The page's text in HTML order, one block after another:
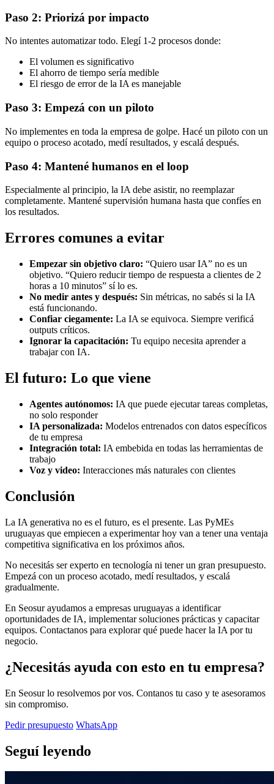
Paso 2: Priorizá por impacto
No intentes automatizar todo. Elegí 1-2 procesos donde:
El volumen es significativo
El ahorro de tiempo sería medible
El riesgo de error de la IA es manejable
Paso 3: Empezá con un piloto
No implementes en toda la empresa de golpe. Hacé un piloto con un
equipo o proceso acotado, medí resultados, y escalá después.
Paso 4: Mantené humanos en el loop
Especialmente al principio, la IA debe asistir, no reemplazar
completamente. Mantené supervisión humana hasta que confíes en
los resultados.
Errores comunes a evitar
Empezar sin objetivo claro: “Quiero usar IA” no es un
objetivo. “Quiero reducir tiempo de respuesta a clientes de 2
horas a 10 minutos” sí lo es.
No medir antes y después: Sin métricas, no sabés si la IA
está funcionando.
Confiar ciegamente: La IA se equivoca. Siempre verificá
outputs críticos.
Ignorar la capacitación: Tu equipo necesita aprender a
trabajar con IA.
El futuro: Lo que viene
Agentes autónomos: IA que puede ejecutar tareas completas,
no solo responder
IA personalizada: Modelos entrenados con datos específicos
de tu empresa
Integración total: IA embebida en todas las herramientas de
trabajo
Voz y video: Interacciones más naturales con clientes
Conclusión
La IA generativa no es el futuro, es el presente. Las PyMEs
uruguayas que empiecen a experimentar hoy van a tener una ventaja
competitiva significativa en los próximos años.
No necesitás ser experto en tecnología ni tener un gran presupuesto.
Empezá con un proceso acotado, medí resultados, y escalá
gradualmente.
En Seosur ayudamos a empresas uruguayas a identificar
oportunidades de IA, implementar soluciones prácticas y capacitar
equipos. Contactanos para explorar qué puede hacer la IA por tu
negocio.
¿Necesitás ayuda con esto en tu empresa?
En Seosur lo resolvemos por vos. Contanos tu caso y te asesoramos
sin compromiso.
Pedir presupuesto WhatsApp
Seguí leyendo